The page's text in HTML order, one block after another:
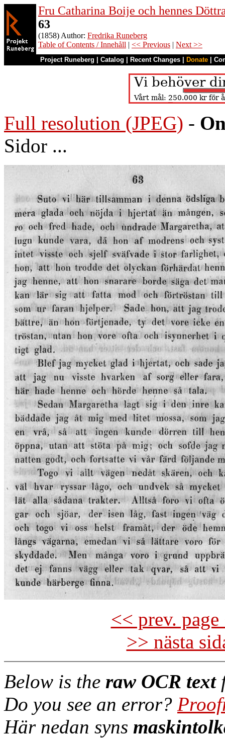
Fru Catharina Boije och hennes
63
(1858) Author: Fredrika Runeberg
Table of Contents / Innehåll | << Previous | Next >>
Project Runeberg Catalog Recent Changes Donate
Full resolution (JPEG) -
Sidor ...
<< prev.
>> nästa
Below is the raw OCR text
Do you see an error?
Här nedan syns